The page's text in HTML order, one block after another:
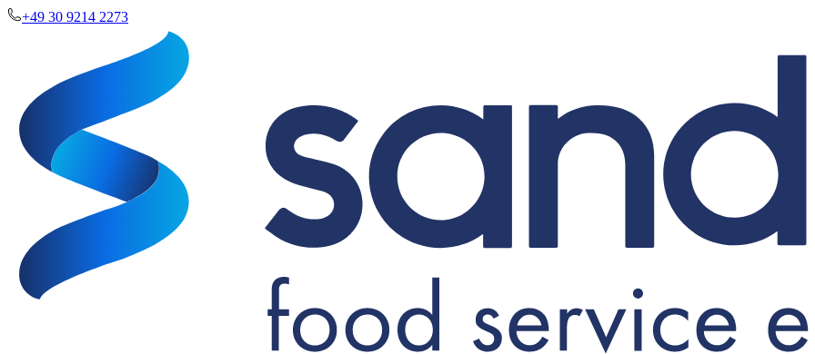
+49 30 9214 2273